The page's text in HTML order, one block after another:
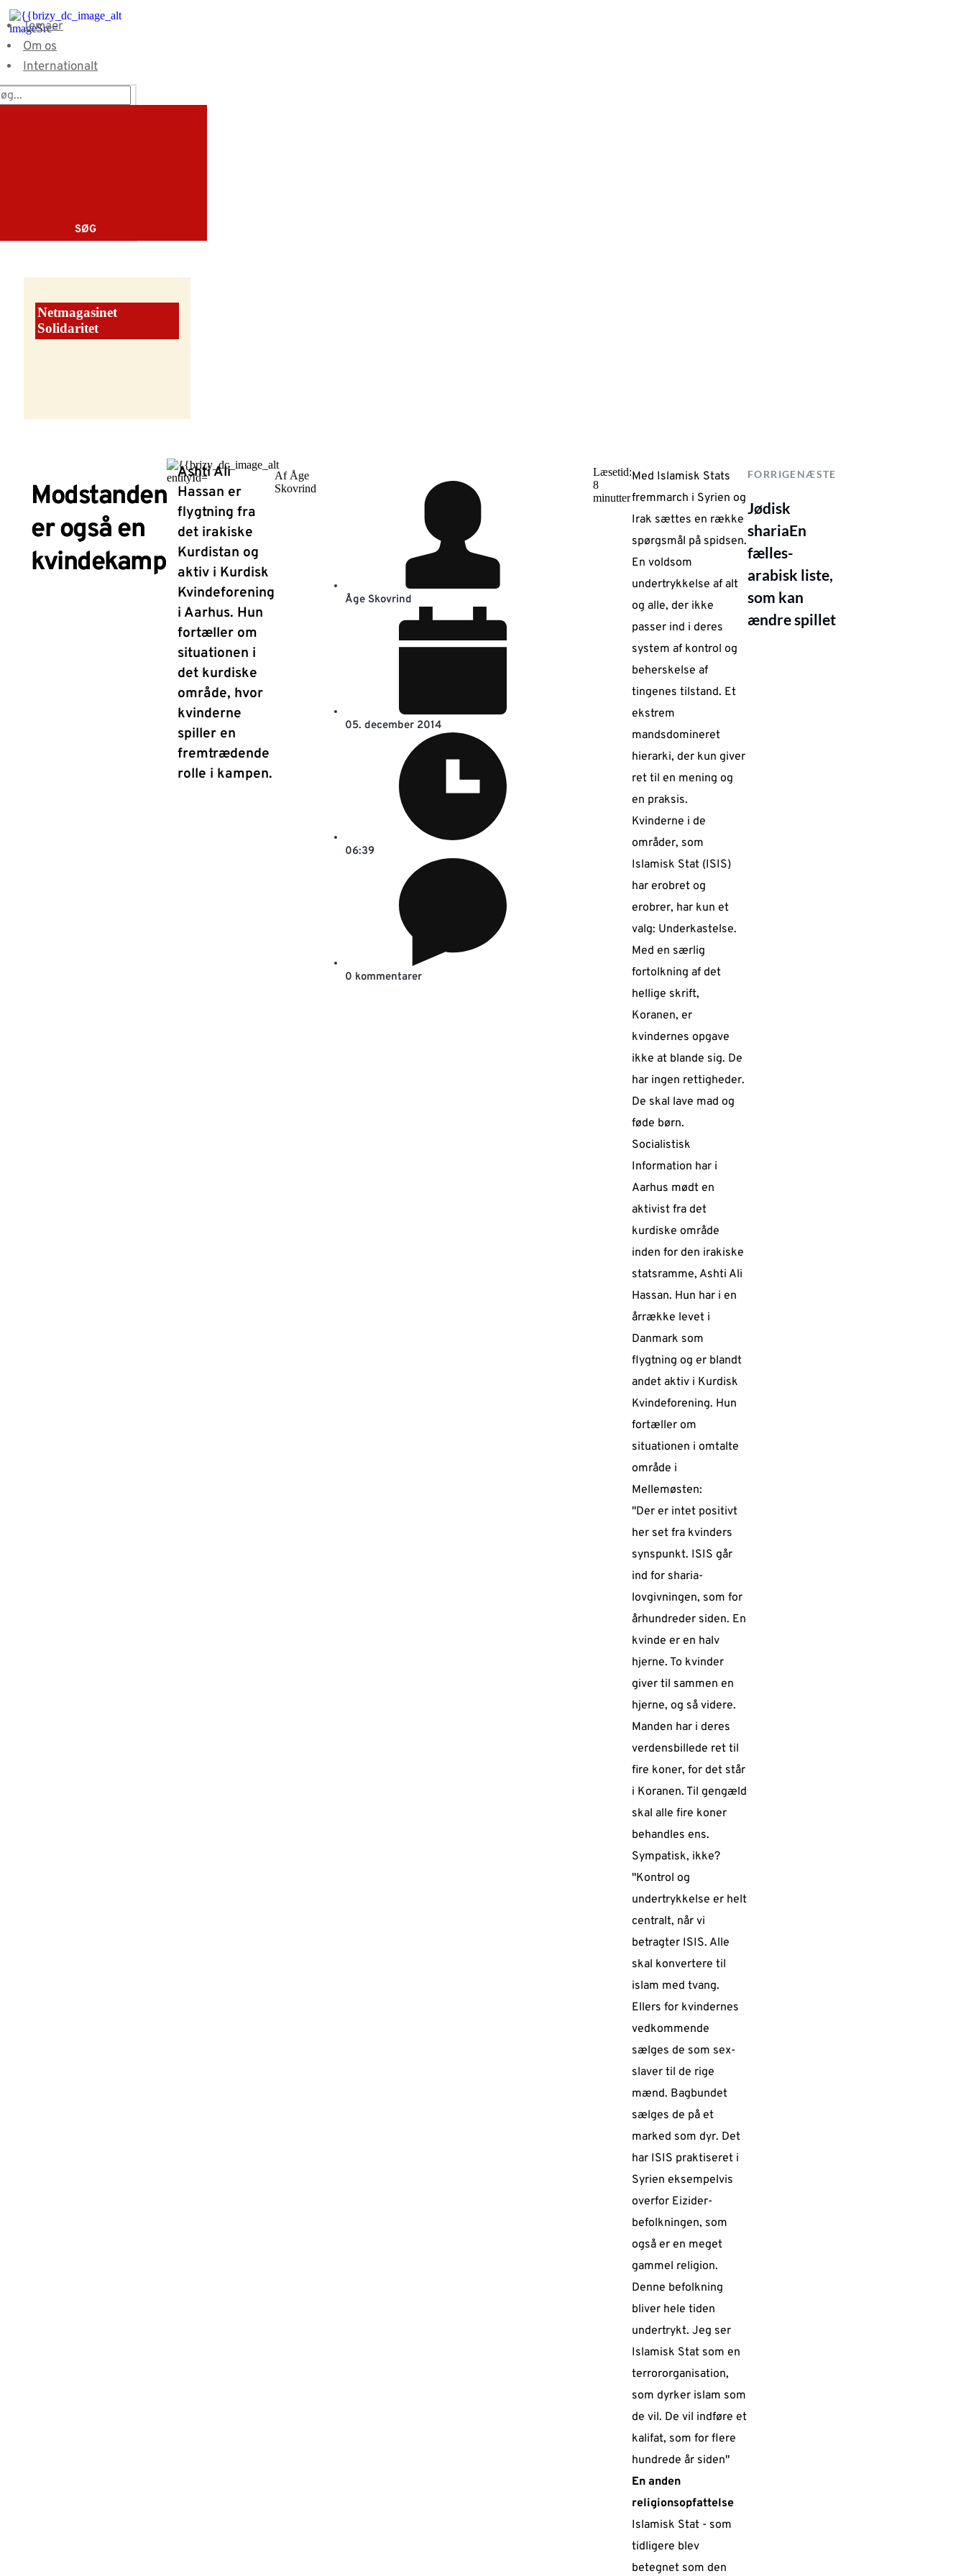
Fortsæt
til
indhold
Temaer
Om os
Internationalt
SØG
Netmagasinet
Solidaritet
Modstanden
er også en
kvindekamp
Ashti Ali
Hassan er
flygtning fra
det irakiske
Kurdistan og
aktiv i Kurdisk
Kvindeforening
i Aarhus. Hun
fortæller om
situationen i
det kurdiske
område, hvor
kvinderne
spiller en
fremtrædende
rolle i kampen.
Af Åge
Skovrind
Åge Skovrind
05. december 2014
06:39
0 kommentarer
Læsetid:
8
minutter
Med Islamisk Stats
fremmarch i Syrien og
Irak sættes en række
spørgsmål på spidsen.
En voldsom
undertrykkelse af alt
og alle, der ikke
passer ind i deres
system af kontrol og
beherskelse af
tingenes tilstand. Et
ekstrem
mandsdomineret
hierarki, der kun giver
ret til en mening og
en praksis.
Kvinderne i de
områder, som
Islamisk Stat (ISIS)
har erobret og
erobrer, har kun et
valg: Underkastelse.
Med en særlig
fortolkning af det
hellige skrift,
Koranen, er
kvindernes opgave
ikke at blande sig. De
har ingen rettigheder.
De skal lave mad og
føde børn.
Socialistisk
Information har i
Aarhus mødt en
aktivist fra det
kurdiske område
inden for den irakiske
statsramme, Ashti Ali
Hassan. Hun har i en
årrække levet i
Danmark som
flygtning og er blandt
andet aktiv i Kurdisk
Kvindeforening. Hun
fortæller om
situationen i omtalte
område i
Mellemøsten:
"Der er intet positivt
her set fra kvinders
synspunkt. ISIS går
ind for sharia-
lovgivningen, som for
århundreder siden. En
kvinde er en halv
hjerne. To kvinder
giver til sammen en
hjerne, og så videre.
Manden har i deres
verdensbillede ret til
fire koner, for det står
i Koranen. Til gengæld
skal alle fire koner
behandles ens.
Sympatisk, ikke?
"Kontrol og
undertrykkelse er helt
centralt, når vi
betragter ISIS. Alle
skal konvertere til
islam med tvang.
Ellers for kvindernes
vedkommende
sælges de som sex-
slaver til de rige
mænd. Bagbundet
sælges de på et
marked som dyr. Det
har ISIS praktiseret i
Syrien eksempelvis
overfor Eizider-
befolkningen, som
også er en meget
gammel religion.
Denne befolkning
bliver hele tiden
undertrykt. Jeg ser
Islamisk Stat som en
terrororganisation,
som dyrker islam som
de vil. De vil indføre et
kalifat, som for flere
hundrede år siden"
En anden
religionsopfattelse
Islamisk Stat - som
tidligere blev
betegnet som den
FORRIGENÆSTE
Jødisk
shariaEn
fælles-
arabisk liste,
som kan
ændre spillet